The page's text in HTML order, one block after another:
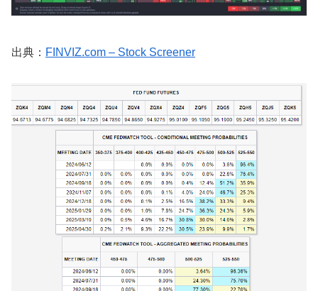
出典： FINVIZ.com – Stock Screener